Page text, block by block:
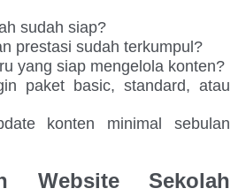
sudah siap?
prestasi sudah terkumpul?
yang siap mengelola konten?
paket basic, standard, atau
konten minimal sebulan
Website Sekolah